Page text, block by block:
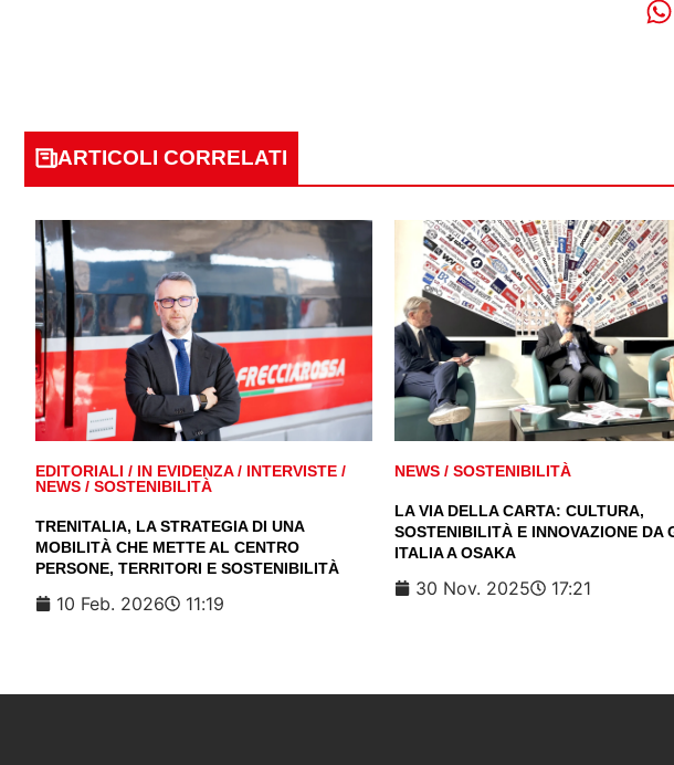
ARTICOLI CORRELATI
EDITORIALI / IN EVIDENZA/ INTERVISTE /
NEWS / SOSTENIBILITÀ
TRENITALIA, LA STRATEGIA DI UNA
MOBILITÀ CHE METTE AL CENTRO
PERSONE, TERRITORI E SOSTENIBILITÀ
10 Feb. 2026 11:19
NEWS / SOSTENIBILITÀ
LA VIA DELLA CARTA: CULTURA,
SOSTENIBILITÀ E INNOVAZIONE DA
ITALIA A OSAKA
30 Nov. 2025 17:21